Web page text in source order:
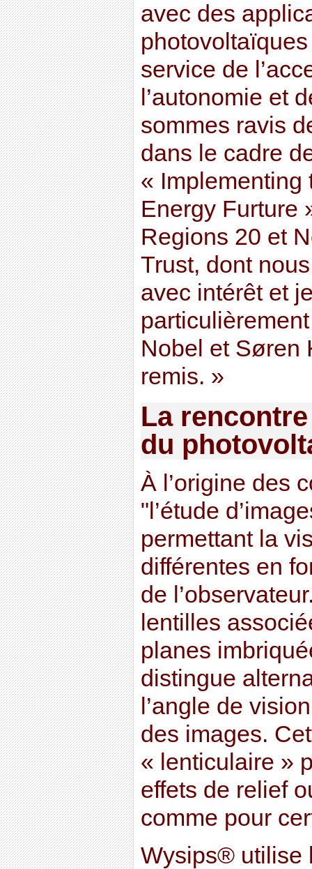
avec des
service de
l’autonomie et
sommes ravis
dans le cadre
« Implementing
Energy Furture
Regions 20 et
Trust, dont
avec intérêt et
Nobel et Søren
remis. »
La
du
À l’origine des
"l’étude
permettant la
différentes en
de
lentilles
planes
distingue
l’angle de
des images.
« lenticulaire »
effets de relief
comme pour
Wysips® utilise